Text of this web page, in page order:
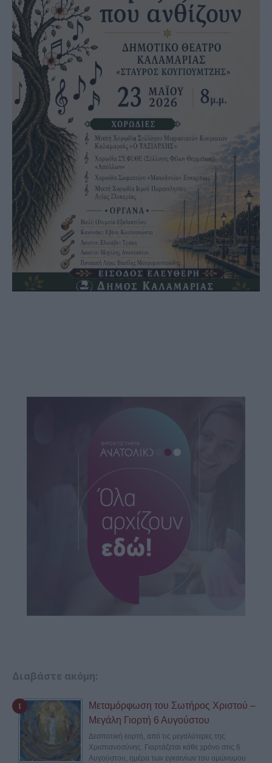
Διαβάστε ακόμη:
Μεταμόρφωση του Σωτήρος Χριστού –
Μεγάλη Γιορτή 6 Αυγούστου
Δεσποτική εορτή, από τις μεγαλύτερες της
Χριστιανοσύνης. Γιορτάζεται κάθε χρόνο στις 6
Αυγούστου, ημέρα των εγκαινίων του ομώνυμου